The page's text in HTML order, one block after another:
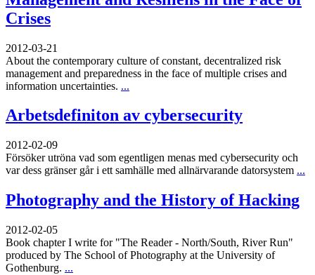
Crises
2012-03-21
About the contemporary culture of constant, decentralized risk
management and preparedness in the face of multiple crises and
information uncertainties. ...
Arbetsdefiniton av cybersecurity
2012-02-09
Försöker utröna vad som egentligen menas med cybersecurity och
var dess gränser går i ett samhälle med allnärvarande datorsystem ...
Photography and the History of Hacking
2012-02-05
Book chapter I write for "The Reader - North/South, River Run"
produced by The School of Photography at the University of
Gothenburg. ...